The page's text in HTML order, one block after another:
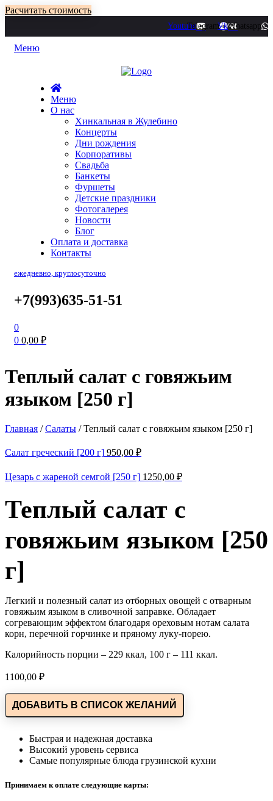
Расчитать стоимость
YoutubeTelegramVkWhatsapp
Меню
Меню
О нас
Хинкальная в Жулебино
Концерты
Дни рождения
Корпоративы
Свадьба
Банкеты
Фуршеты
Детские праздники
Фотогалерея
Новости
Блог
Оплата и доставка
Контакты
ежедневно, круглосуточно
+7(993)635-51-51
0
0 0,00 ₽
Теплый салат с говяжьим
языком [250 г]
Главная /Салаты /Теплый салат с говяжьим языком [250 г]
Салат греческий [200 г] 950,00 ₽
Цезарь с жареной семгой [250 г] 1250,00 ₽
Теплый салат с
говяжьим языком [250
г]
Легкий и полезный салат из отборных овощей с отварным
говяжьим языком в сливочной заправке. Обладает
согревающим эффектом благодаря ореховым нотам салата
корн, перечной горчинке и пряному луку-порею.
Калорийность порции – 229 ккал, 100 г – 111 ккал.
1100,00 ₽
ДОБАВИТЬ В СПИСОК ЖЕЛАНИЙ
Быстрая и надежная доставка
Высокий уровень сервиса
Самые популярные блюда грузинской кухни
Принимаем к оплате следующие карты: